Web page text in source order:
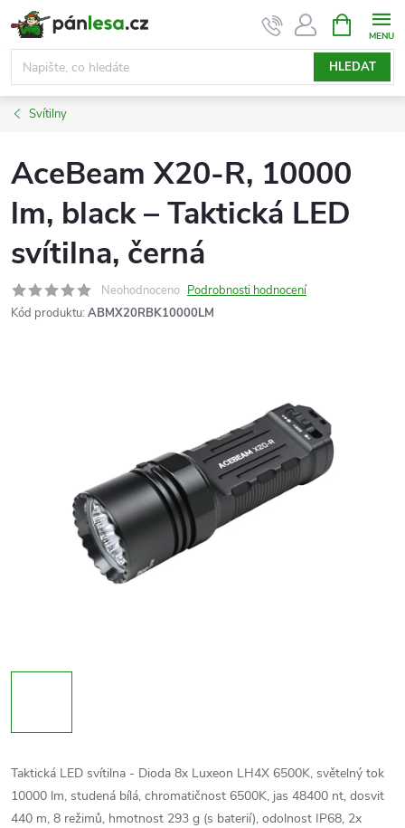
Přejít
na
obsah
HLEDAT
NÁKUPNÍ
KOŠÍK
Svítilny
AceBeam X20-R, 10000
lm, black – Taktická LED
svítilna, černá
Neohodnoceno Podrobnosti hodnocení
Kód produktu: ABMX20RBK10000LM
Taktická LED svítilna - Dioda 8x Luxeon LH4X 6500K, světelný tok
10000 lm, studená bílá, chromatičnost 6500K, jas 48400 nt, dosvit
440 m, 8 režimů, hmotnost 293 g (s baterií), odolnost IP68, 2x